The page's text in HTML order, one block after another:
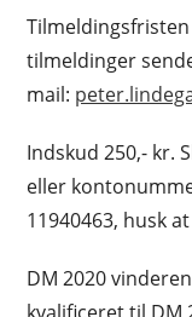
tilmeldinger
mail:
Indskud 250,- kr.
eller
11940463, husk
DM 2020